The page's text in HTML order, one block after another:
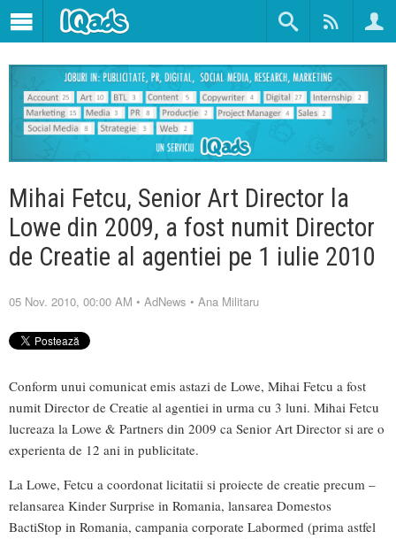
Mihai Fetcu, Senior Art Director la
Lowe din 2009, a fost numit Director
de Creatie al agentiei pe 1 iulie 2010
05 Nov. 2010, 00:00 AM • AdNews • Ana Militaru
Conform unui comunicat emis astazi de Lowe, Mihai Fetcu a fost
numit Director de Creatie al agentiei in urma cu 3 luni. Mihai Fetcu
lucreaza la Lowe & Partners din 2009 ca Senior Art Director si are o
experienta de 12 ani in publicitate.
La Lowe, Fetcu a coordonat licitatii si proiecte de creatie precum –
relansarea Kinder Surprise in Romania, lansarea Domestos
BactiStop in Romania, campania corporate Labormed (prima astfel